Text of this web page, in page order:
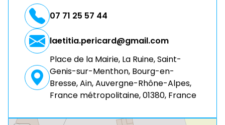
07 71 25 57 44
laetitia.pericard@gmail.com
Place de la Mairie, La Ruine, Saint-
Genis-sur-Menthon, Bourg-en-
Bresse, Ain, Auvergne-Rhône-Alpes,
France métropolitaine, 01380, France